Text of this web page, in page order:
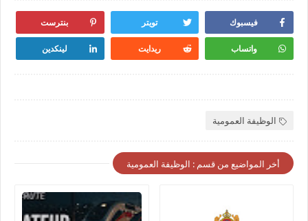
فيسبوك تويتر بنترست
واتساب ريدايت لينكدين
الوظيفة العمومية
أخر المواضيع من قسم : الوظيفة العمومية